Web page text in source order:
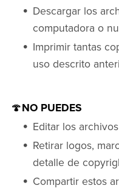
Descargar los
computadora o
Imprimir tantas
uso descrito
🍄NO PUEDES
Editar los archivos
Retirar logos,
detalle de
Compartir estos